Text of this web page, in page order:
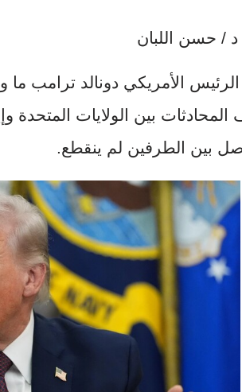
/ حسن اللبان
الأمريكي دونالد ترامب ما
بين الولايات المتحدة
بين الطرفين لم ينقطع.